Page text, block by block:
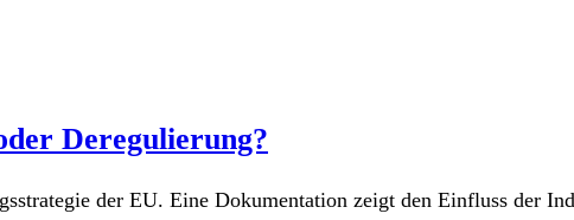
Deregulierung?
der EU. Eine Dokumentation zeigt den Einfluss der